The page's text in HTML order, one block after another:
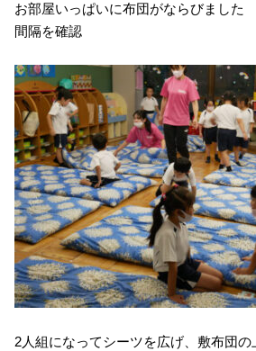
お部屋いっぱいに布団がならびました
間隔を確認
2人組になってシーツを広げ、敷布団の